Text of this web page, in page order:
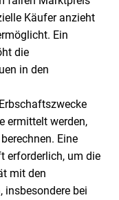
Käufer anzieht
Ein
die
in den
ermittelt werden,
Eine
erforderlich, um die
mit den
insbesondere bei